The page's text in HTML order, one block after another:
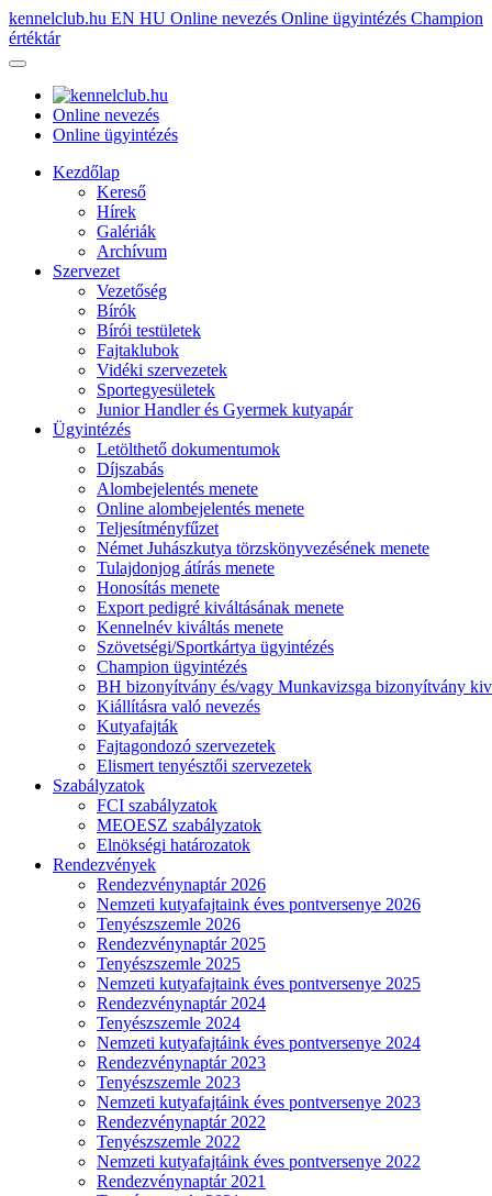
kennelclub.hu EN HU Online nevezés Online ügyintézés Champion
értéktár
Online nevezés
Online ügyintézés
Kezdőlap
Kereső
Hírek
Galériák
Archívum
Szervezet
Vezetőség
Bírók
Bírói testületek
Fajtaklubok
Vidéki szervezetek
Sportegyesületek
Junior Handler és Gyermek kutyapár
Ügyintézés
Letölthető dokumentumok
Díjszabás
Alombejelentés menete
Online alombejelentés menete
Teljesítményfűzet
Német Juhászkutya törzskönyvezésének menete
Tulajdonjog átírás menete
Honosítás menete
Export pedigré kiváltásának menete
Kennelnév kiváltás menete
Szövetségi/Sportkártya ügyintézés
Champion ügyintézés
BH bizonyítvány és/vagy Munkavizsga bizonyítvány
Kiállításra való nevezés
Kutyafajták
Fajtagondozó szervezetek
Elismert tenyésztői szervezetek
Szabályzatok
FCI szabályzatok
MEOESZ szabályzatok
Elnökségi határozatok
Rendezvények
Rendezvénynaptár 2026
Nemzeti kutyafajtaink éves pontversenye 2026
Tenyészszemle 2026
Rendezvénynaptár 2025
Tenyészszemle 2025
Nemzeti kutyafajtaink éves pontversenye 2025
Rendezvénynaptár 2024
Tenyészszemle 2024
Nemzeti kutyafajtáink éves pontversenye 2024
Rendezvénynaptár 2023
Tenyészszemle 2023
Nemzeti kutyafajtáink éves pontversenye 2023
Rendezvénynaptár 2022
Tenyészszemle 2022
Nemzeti kutyafajtáink éves pontversenye 2022
Rendezvénynaptár 2021